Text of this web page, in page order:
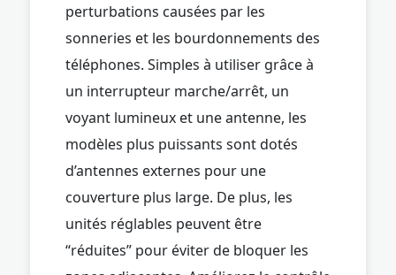
perturbations causées par les
sonneries et les bourdonnements des
téléphones. Simples à utiliser grâce à
un interrupteur marche/arrêt, un
voyant lumineux et une antenne, les
modèles plus puissants sont dotés
d’antennes externes pour une
couverture plus large. De plus, les
unités réglables peuvent être
“réduites” pour éviter de bloquer les